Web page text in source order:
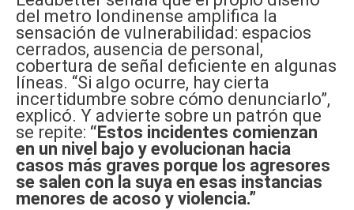
del metro londinense amplifica la
sensación de vulnerabilidad: espacios
cerrados, ausencia de personal,
cobertura de señal deficiente en algunas
líneas. “Si algo ocurre, hay cierta
incertidumbre sobre cómo denunciarlo”,
explicó. Y advierte sobre un patrón que
se repite: “Estos incidentes comienzan
en un nivel bajo y evolucionan hacia
casos más graves porque los agresores
se salen con la suya en esas instancias
menores de acoso y violencia.”